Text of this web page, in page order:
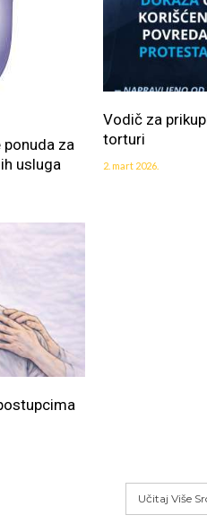
za
usluga
Vodič za
torturi
2. mart 2026.
Učitaj Više